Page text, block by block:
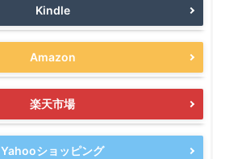
Kindle
Amazon
楽天市場
Yahooショッピング